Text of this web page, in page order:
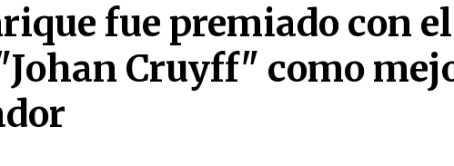
fue premiado con el
Cruyff" como